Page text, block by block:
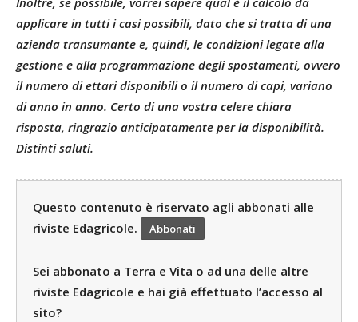
applicare in tutti i casi possibili, dato che si tratta di una
azienda transumante e, quindi, le condizioni legate alla
gestione e alla programmazione degli spostamenti, ovvero
il numero di ettari disponibili o il numero di capi, variano
di anno in anno. Certo di una vostra celere chiara
risposta, ringrazio anticipatamente per la disponibilità.
Distinti saluti.
Questo contenuto è riservato agli abbonati alle
riviste Edagricole.
Abbonati
Sei abbonato a Terra e Vita o ad una delle altre
riviste Edagricole e hai già effettuato l’accesso al
sito?